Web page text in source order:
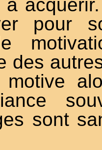
à
pour
des
sont